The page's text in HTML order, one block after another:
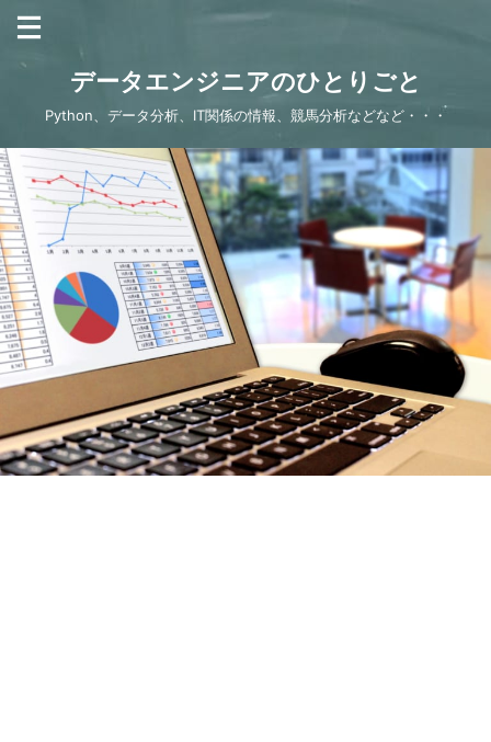
データエンジニアのひとりごと
Python、データ分析、IT関係の情報、競馬分析などなど・・・